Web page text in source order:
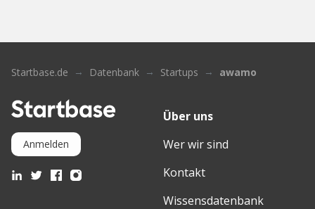
Startbase.de Datenbank Startups awamo
Anmelden
Über uns
Wer wir sind
Kontakt
Wissensdatenbank